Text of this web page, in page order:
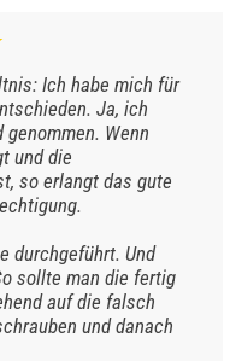
Ich habe mich für
Ja, ich
Wenn
und die
so erlangt das gute
durchgeführt. Und
sollte man die fertig
auf die falsch
und danach